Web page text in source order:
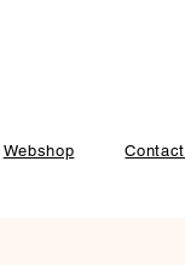
Webshop Contact